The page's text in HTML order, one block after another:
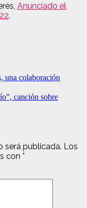
Anunciado el
.
una colaboración
canción sobre
será publicada. Los
con *